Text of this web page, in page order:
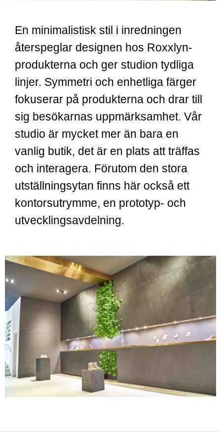
En minimalistisk stil i inredningen
återspeglar designen hos Roxxlyn-
produkterna och ger studion tydliga
linjer. Symmetri och enhetliga färger
fokuserar på produkterna och drar till
sig besökarnas uppmärksamhet. Vår
studio är mycket mer än bara en
vanlig butik, det är en plats att träffas
och interagera. Förutom den stora
utställningsytan finns här också ett
kontorsutrymme, en prototyp- och
utvecklingsavdelning.